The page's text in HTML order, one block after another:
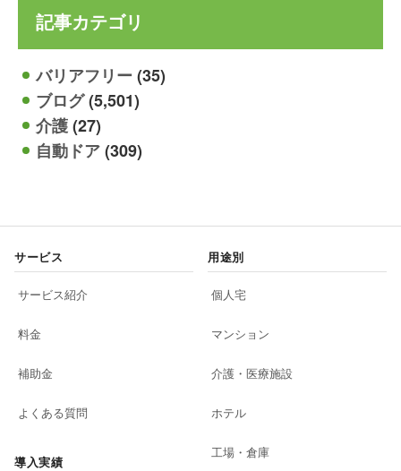
記事カテゴリ
バリアフリー(35)
ブログ(5,501)
介護(27)
自動ドア(309)
サービス
サービス紹介
料金
補助金
よくある質問
導入実績
用途別
個人宅
マンション
介護・医療施設
ホテル
工場・倉庫